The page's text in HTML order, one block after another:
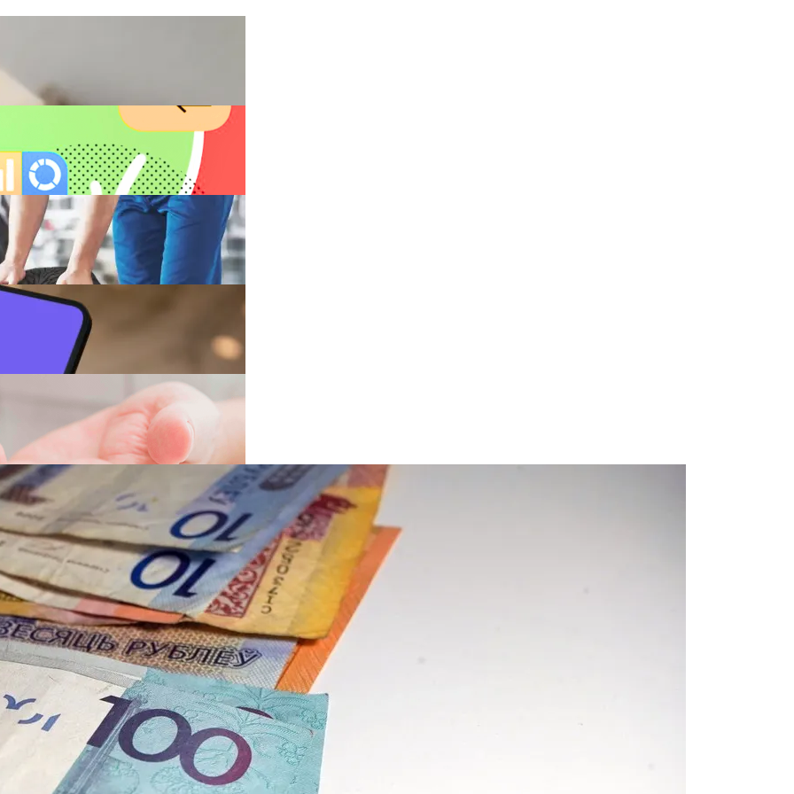
Цены На Сыры Для Российского Рынка
Дефляцию За 14 Лет
Сбережения
Жизнью, И Не Выгореть
Ценами На Зимнюю Резину
Изучил, Как Белорусы Применяют Групповые Чаты
Человек Умрет Без Сна
Животных И Человека
Вредными Привычками, И Чем Это Опасно